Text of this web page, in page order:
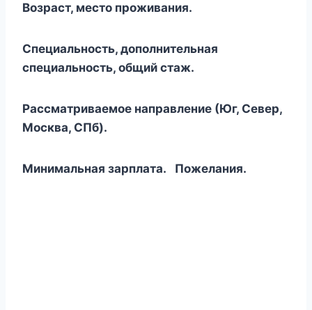
Возраст, место проживания.
Специальность, дополнительная
специальность, общий стаж.
Рассматриваемое направление (Юг, Север,
Москва, СПб).
Минимальная зарплата. Пожелания.